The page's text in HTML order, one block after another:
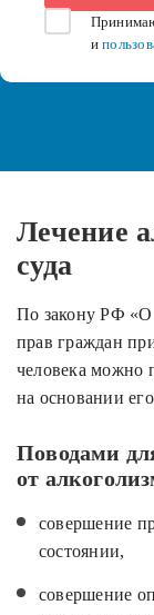
и
Лечение
суда
По закону РФ «О
прав граждан
человека можно
на основании
Поводами
от
совершение
состоянии,
совершение